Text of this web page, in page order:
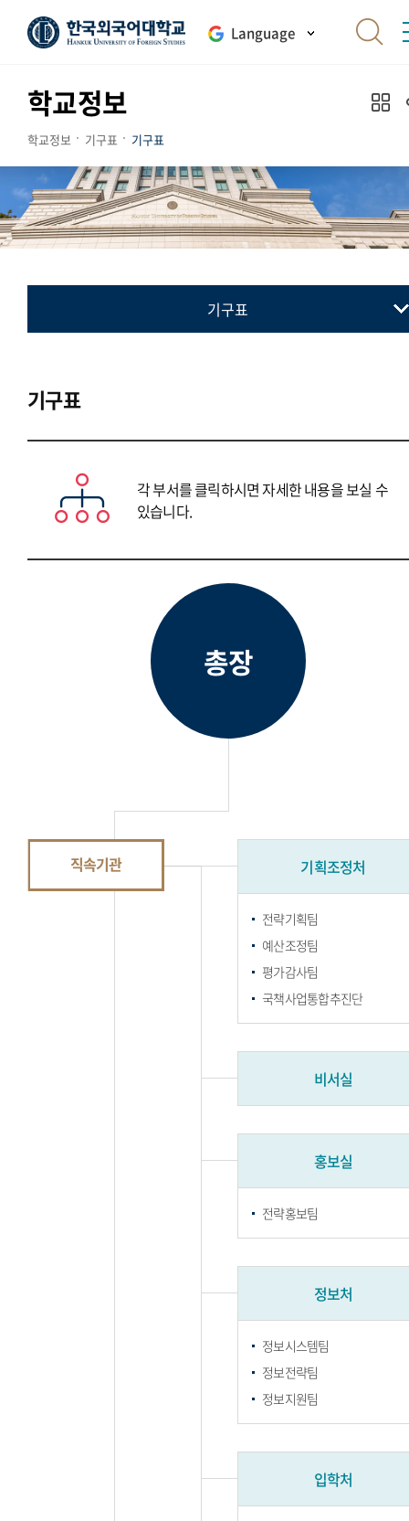
Language
학교정보
학교정보 기구표 기구표
기구표
기구표
각 부서를 클릭하시면 자세한 내용을 보실 수
있습니다.
총장
직속기관 기획조정처
전략기획팀
예산조정팀
평가감사팀
국책사업통합추진단
비서실
홍보실
전략홍보팀
정보처
정보시스템팀
정보전략팀
정보지원팀
입학처